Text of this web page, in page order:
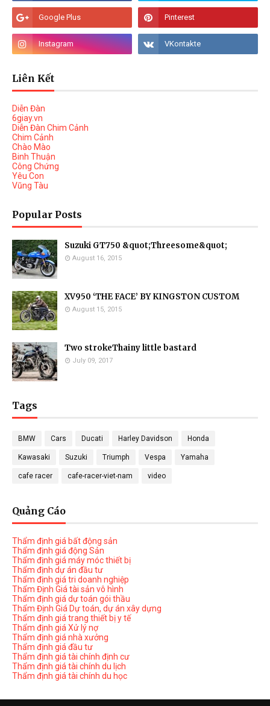
Liên Kết
Diễn Đàn
6giay.vn
Diễn Đàn Chim Cảnh
Chim Cảnh
Chào Mào
Binh Thuận
Công Chứng
Yêu Con
Vũng Tàu
Popular Posts
Suzuki GT750 &quot;Threesome&quot;
August 16, 2015
XV950 ‘THE FACE’ BY KINGSTON CUSTOM
August 15, 2015
Two strokeThainy little bastard
July 09, 2017
Tags
BMW Cars Ducati Harley Davidson Honda
Kawasaki Suzuki Triumph Vespa Yamaha
cafe racer cafe-racer-viet-nam video
Quảng Cáo
Thẩm định giá bất động sản
Thẩm định giá động Sản
Thẩm định giá máy móc thiết bị
Thẩm định dự án đầu tư
Thẩm định giá tri doanh nghiệp
Thẩm Định Giá tài sản vô hình
Thẩm định giá dự toán gói thầu
Thẩm Định Giá Dự toán, dự án xây dựng
Thẩm định giá trang thiết bị y tế
Thẩm định giá Xử lý nợ
Thẩm định giá nhà xưởng
Thẩm định giá đầu tư
Thẩm định giá tài chính định cư
Thẩm định giá tài chính du lịch
Thẩm định giá tài chính du học